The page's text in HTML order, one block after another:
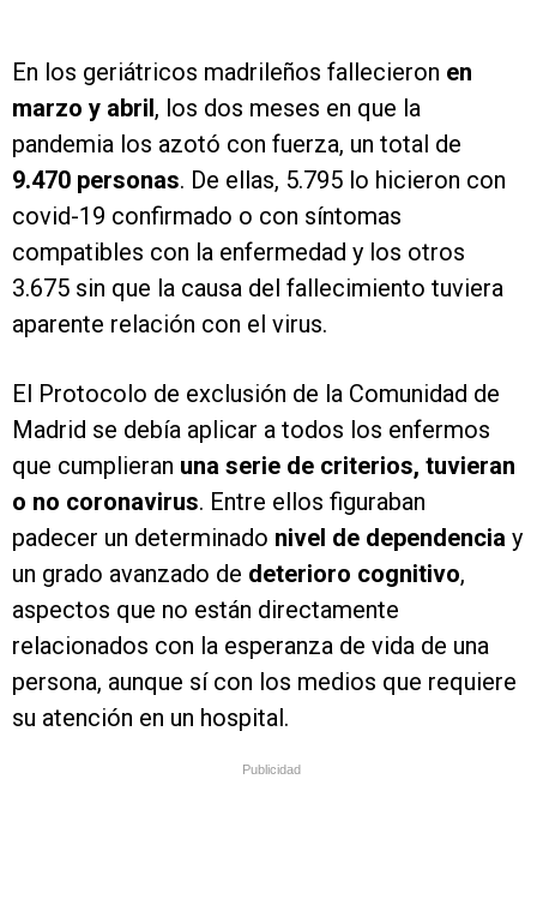
En los geriátricos madrileños fallecieron en
marzo y abril, los dos meses en que la
pandemia los azotó con fuerza, un total de
9.470 personas. De ellas, 5.795 lo hicieron con
covid-19 confirmado o con síntomas
compatibles con la enfermedad y los otros
3.675 sin que la causa del fallecimiento tuviera
aparente relación con el virus.
El Protocolo de exclusión de la Comunidad de
Madrid se debía aplicar a todos los enfermos
que cumplieran una serie de criterios, tuvieran
o no coronavirus. Entre ellos figuraban
padecer un determinado nivel de dependencia y
un grado avanzado de deterioro cognitivo,
aspectos que no están directamente
relacionados con la esperanza de vida de una
persona, aunque sí con los medios que requiere
su atención en un hospital.
Publicidad